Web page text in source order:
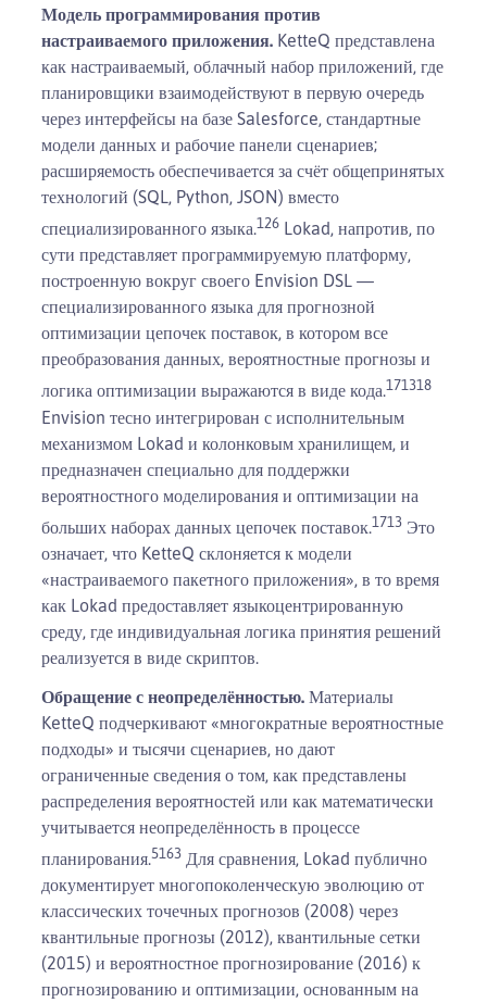
Модель программирования против
настраиваемого приложения. KetteQ представлена
как настраиваемый, облачный набор приложений, где
планировщики взаимодействуют в первую очередь
через интерфейсы на базе Salesforce, стандартные
модели данных и рабочие панели сценариев;
расширяемость обеспечивается за счёт общепринятых
технологий (SQL, Python, JSON) вместо
специализированного языка.126 Lokad, напротив, по
сути представляет программируемую платформу,
построенную вокруг своего Envision DSL —
специализированного языка для прогнозной
оптимизации цепочек поставок, в котором все
преобразования данных, вероятностные прогнозы и
логика оптимизации выражаются в виде кода.171318
Envision тесно интегрирован с исполнительным
механизмом Lokad и колонковым хранилищем, и
предназначен специально для поддержки
вероятностного моделирования и оптимизации на
больших наборах данных цепочек поставок.1713 Это
означает, что KetteQ склоняется к модели
«настраиваемого пакетного приложения», в то время
как Lokad предоставляет языкоцентрированную
среду, где индивидуальная логика принятия решений
реализуется в виде скриптов.
Обращение с неопределённостью. Материалы
KetteQ подчеркивают «многократные вероятностные
подходы» и тысячи сценариев, но дают
ограниченные сведения о том, как представлены
распределения вероятностей или как математически
учитывается неопределённость в процессе
планирования.5163 Для сравнения, Lokad публично
документирует многопоколенческую эволюцию от
классических точечных прогнозов (2008) через
квантильные прогнозы (2012), квантильные сетки
(2015) и вероятностное прогнозирование (2016) к
прогнозированию и оптимизации, основанным на